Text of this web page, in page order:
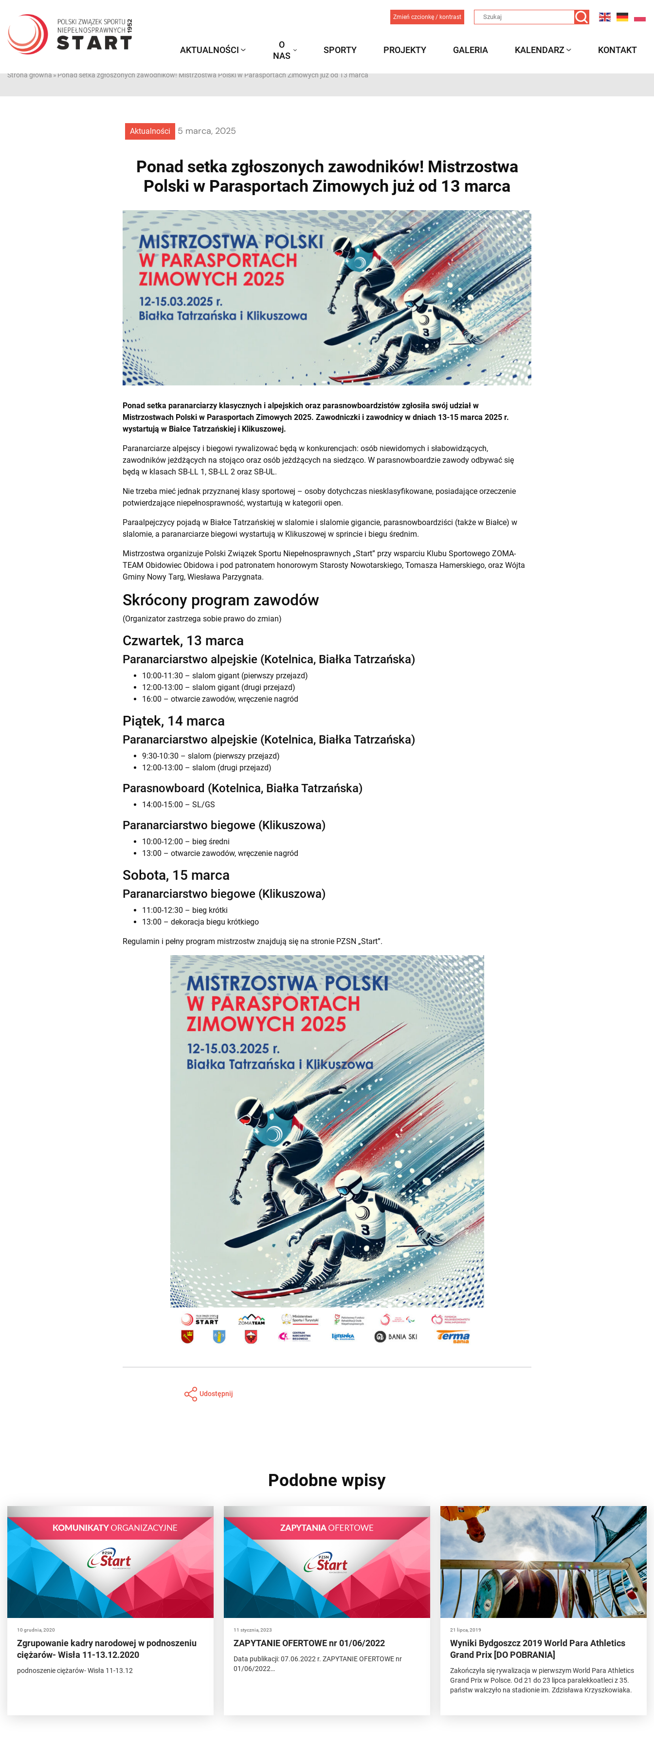
treści
Zmień czcionkę / kontrast
AKTUALNOŚCI
O
NAS
SPORTY PROJEKTY GALERIA KALENDARZ KONTAKT
Strona główna»Ponad setka zgłoszonych zawodników! Mistrzostwa Polski w Parasportach Zimowych już od 13 marca
Aktualności 5 marca, 2025
Ponad setka zgłoszonych zawodników! Mistrzostwa
Polski w Parasportach Zimowych już od 13 marca
Ponad setka paranarciarzy klasycznych i alpejskich oraz parasnowboardzistów zgłosiła swój udział w
Mistrzostwach Polski w Parasportach Zimowych 2025. Zawodniczki i zawodnicy w dniach 13-15 marca 2025 r.
wystartują w Białce Tatrzańskiej i Klikuszowej.
Paranarciarze alpejscy i biegowi rywalizować będą w konkurencjach: osób niewidomych i słabowidzących,
zawodników jeżdżących na stojąco oraz osób jeżdżących na siedząco. W parasnowboardzie zawody odbywać się
będą w klasach SB-LL 1, SB-LL 2 oraz SB-UL.
Nie trzeba mieć jednak przyznanej klasy sportowej – osoby dotychczas niesklasyfikowane, posiadające orzeczenie
potwierdzające niepełnosprawność, wystartują w kategorii open.
Paraalpejczycy pojadą w Białce Tatrzańskiej w slalomie i slalomie gigancie, parasnowboardziści (także w Białce) w
slalomie, a paranarciarze biegowi wystartują w Klikuszowej w sprincie i biegu średnim.
Mistrzostwa organizuje Polski Związek Sportu Niepełnosprawnych „Start” przy wsparciu Klubu Sportowego ZOMA-
TEAM Obidowiec Obidowa i pod patronatem honorowym Starosty Nowotarskiego, Tomasza Hamerskiego, oraz Wójta
Gminy Nowy Targ, Wiesława Parzygnata.
Skrócony program zawodów
(Organizator zastrzega sobie prawo do zmian)
Czwartek, 13 marca
Paranarciarstwo alpejskie (Kotelnica, Białka Tatrzańska)
10:00-11:30 – slalom gigant (pierwszy przejazd)
12:00-13:00 – slalom gigant (drugi przejazd)
16:00 – otwarcie zawodów, wręczenie nagród
Piątek, 14 marca
Paranarciarstwo alpejskie (Kotelnica, Białka Tatrzańska)
9:30-10:30 – slalom (pierwszy przejazd)
12:00-13:00 – slalom (drugi przejazd)
Parasnowboard (Kotelnica, Białka Tatrzańska)
14:00-15:00 – SL/GS
Paranarciarstwo biegowe (Klikuszowa)
10:00-12:00 – bieg średni
13:00 – otwarcie zawodów, wręczenie nagród
Sobota, 15 marca
Paranarciarstwo biegowe (Klikuszowa)
11:00-12:30 – bieg krótki
13:00 – dekoracja biegu krótkiego
Regulamin i pełny program mistrzostw znajdują się na stronie PZSN „Start”.
Udostępnij
Podobne wpisy
10 grudnia, 2020
Zgrupowanie kadry narodowej w podnoszeniu
ciężarów- Wisła 11-13.12.2020
podnoszenie ciężarów- Wisła 11-13.12
11 stycznia, 2023
ZAPYTANIE OFERTOWE nr 01/06/2022
Data publikacji: 07.06.2022 r. ZAPYTANIE OFERTOWE nr
01/06/2022…
21 lipca, 2019
Wyniki Bydgoszcz 2019 World Para Athletics
Grand Prix [DO POBRANIA]
Zakończyła się rywalizacja w pierwszym World Para Athletics
Grand Prix w Polsce. Od 21 do 23 lipca paralekkoatleci z 35.
państw walczyło na stadionie im. Zdzisława Krzyszkowiaka.